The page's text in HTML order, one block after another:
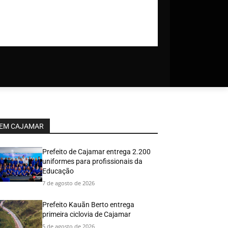
CAJAMAR
Prefeito de Cajamar entrega 2.200
uniformes para profissionais da
Educação
7 de agosto de 2026
Prefeito Kauãn Berto entrega
primeira ciclovia de Cajamar
5 de agosto de 2026